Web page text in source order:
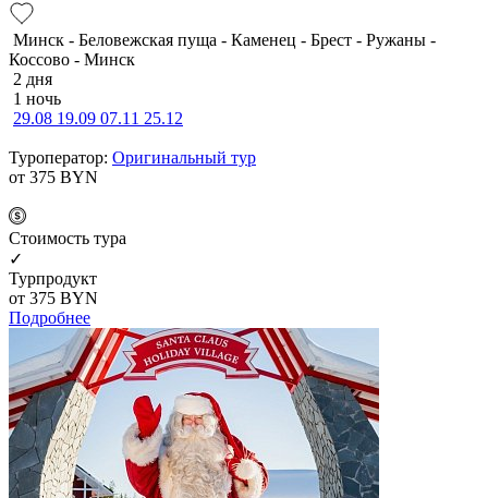
Минск - Беловежская пуща - Каменец - Брест - Ружаны -
Коссово - Минск
2 дня
1 ночь
29.08 19.09 07.11 25.12
Туроператор: Оригинальный тур
от 375 BYN
Cтоимость тура
✓
Турпродукт
от 375 BYN
Подробнее